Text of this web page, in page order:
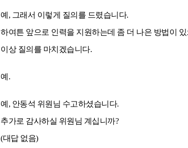
예, 그래서 이렇게 질의를 드렸습니다.
하여튼 앞으로 인력을 지원하는데 좀 더 나은 방법이
이상 질의를 마치겠습니다.
예.
예, 안동석 위원님 수고하셨습니다.
추가로 감사하실 위원님 계십니까?
(대답 없음)